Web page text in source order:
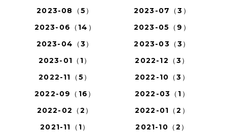
2023-08（5）
2023-07（3）
2023-06（14）
2023-05（9）
2023-04（3）
2023-03（3）
2023-01（1）
2022-12（3）
2022-11（5）
2022-10（3）
2022-09（16）
2022-03（1）
2022-02（2）
2022-01（2）
2021-11（1）
2021-10（2）